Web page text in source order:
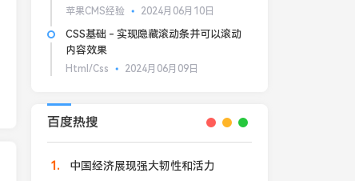
基本SEO优化
苹果CMS经验 2024月06月10日
CSS基础 - 实现隐藏滚动条并可以滚动
内容效果
Html/Css 2024月06月09日
百度热搜
1
中国经济展现强大韧性和活力